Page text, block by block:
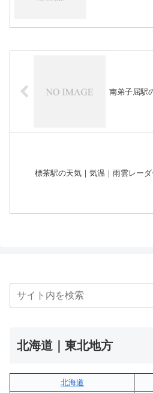
南弟子屈駅
標茶駅の天気｜気温｜雨雲レーダ
北海道｜東北地方
北海道